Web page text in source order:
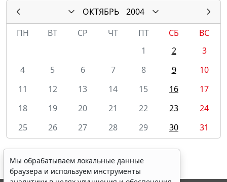
ОКТЯБРЬ
2004
ПН
ВТ СР ЧТ ПТ СБ
ВС
1
2
3
4
5 6 7 8 9
10
11
12 13 14 15 16
17
18
19 20 21 22 23
24
25
26 27 28 29 30 31
Мы обрабатываем локальные данные
браузера и используем инструменты